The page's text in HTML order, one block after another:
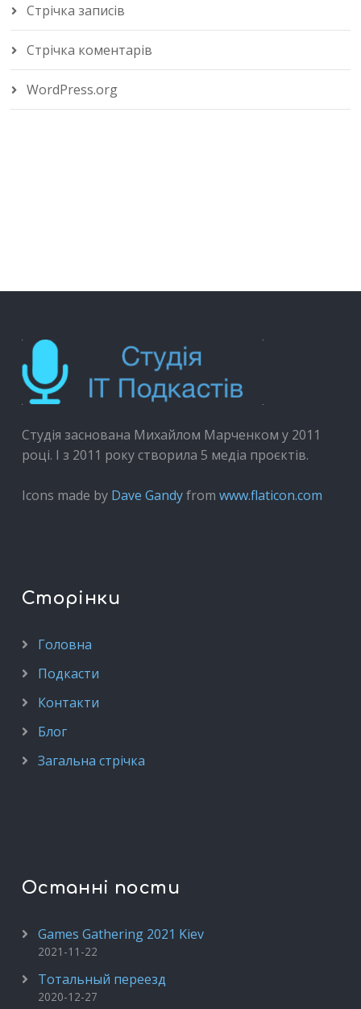
Стрічка записів
Стрічка коментарів
WordPress.org
Студія заснована Михайлом Марченком у 2011
році. І з 2011 року створила 5 медіа проєктів.
Icons made by Dave Gandyfrom www.flaticon.com
Сторінки
Головна
Подкасти
Контакти
Блог
Загальна стрічка
Останні пости
Games Gathering 2021 Kiev
2021-11-22
Тотальный переезд
2020-12-27